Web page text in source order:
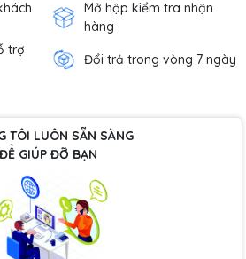
Mở hộp kiểm tra nhận
hàng
trợ
Đổi trả trong vòng 7 ngày
TÔI LUÔN SẴN SÀNG
ĐỂ GIÚP ĐỠ BẠN